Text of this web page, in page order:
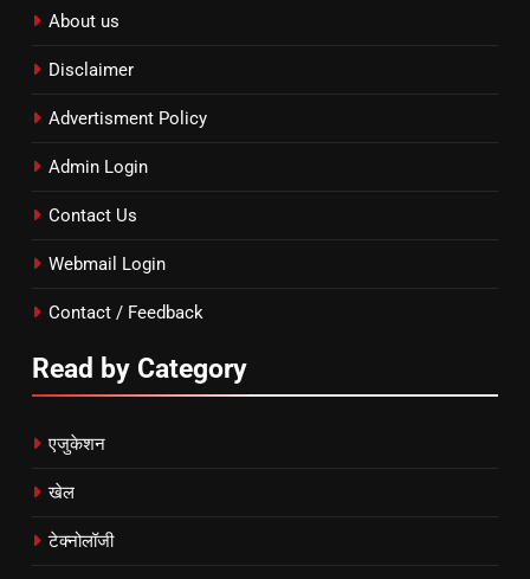
About us
Disclaimer
Advertisment Policy
Admin Login
Contact Us
Webmail Login
Contact / Feedback
Read by Category
एजुकेशन
खेल
टेक्नोलॉजी